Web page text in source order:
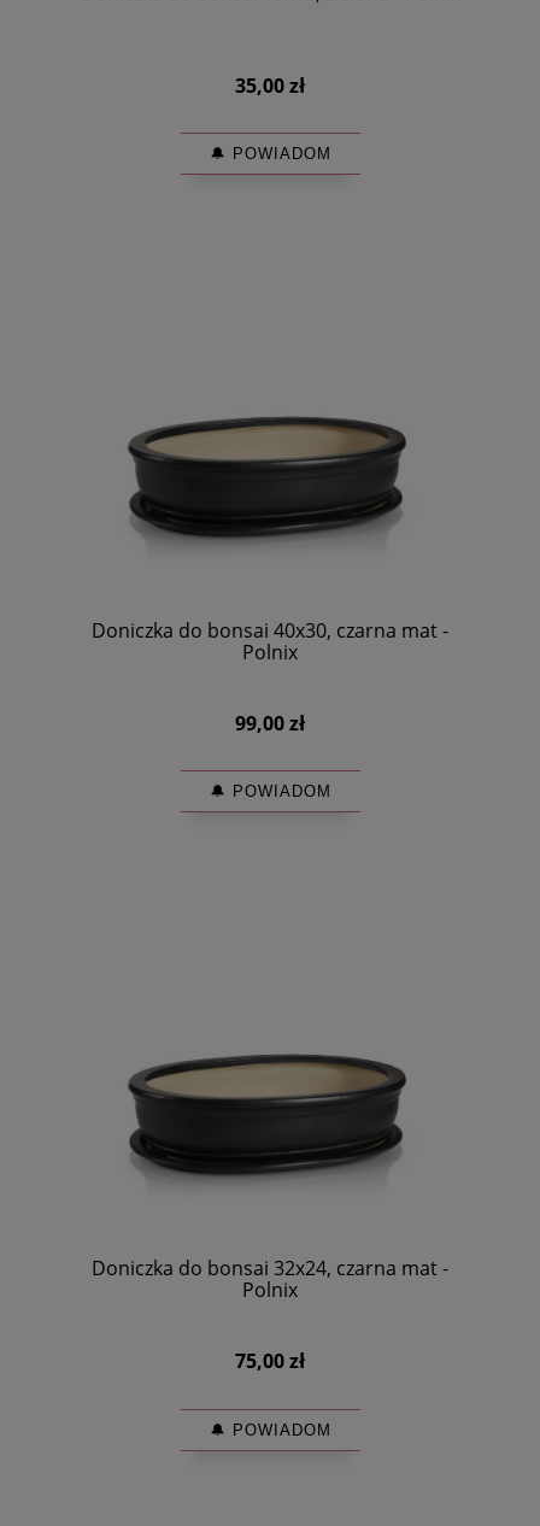
35,00 zł
🔔 POWIADOM
Doniczka do bonsai 40x30, czarna mat -
Polnix
99,00 zł
🔔 POWIADOM
Doniczka do bonsai 32x24, czarna mat -
Polnix
75,00 zł
🔔 POWIADOM